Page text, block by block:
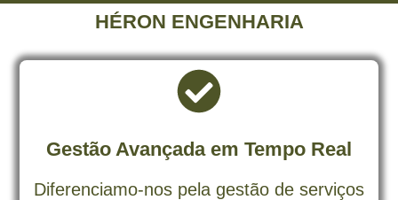
HÉRON ENGENHARIA
Gestão Avançada em Tempo Real
Diferenciamo-nos pela gestão de serviços